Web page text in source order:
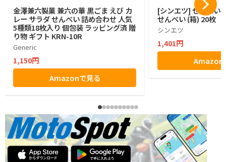
金澤兼六製菓 兼六の華 黒ごま えび カ
レー サラダ せんべい 詰め合わせ 人気
5種類18枚入り 個包装 ラッピング済 贈
り物 ギフト KRN-10R
Generic
1,150円
Amazonで見る
[シンエツ] せんべい
せんべい (箱) 20枚
シンエツ
1,401円
Amazon